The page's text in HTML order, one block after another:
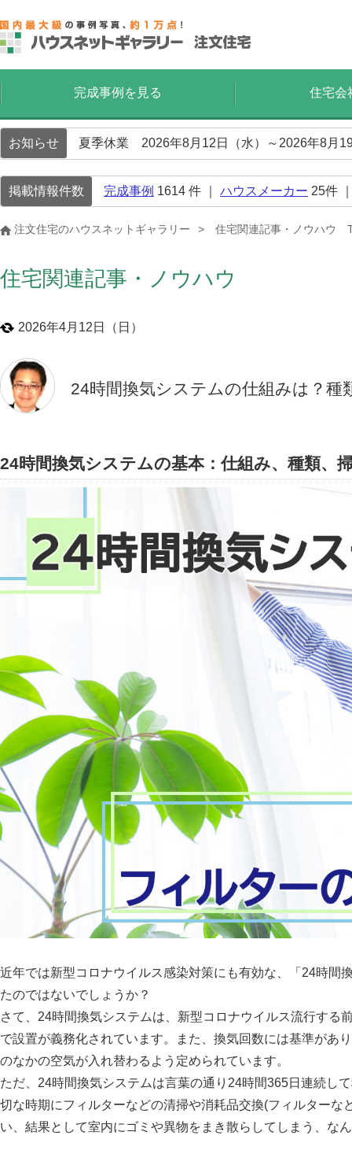
完成事例を見る 住宅会
お知らせ 夏季休業 2026年8月12日（水）～2026年8月
掲載情報件数 完成事例 1614 件 ｜ ハウスメーカー 25件
注文住宅のハウスネットギャラリー 住宅関連記事・ノウハウ
住宅関連記事・ノウハウ
2026年4月12日（日）
24時間換気システムの仕組みは？
24時間換気システムの基本：仕組み、種類、
近年では新型コロナウイルス感染対策にも有効な、
24時間
たのではないでしょうか？
さて、24時間換気システムは、新型コロナウイルス流行する
で設置が義務化されています。また、換気回数には基準があ
のなかの空気が入れ替わるよう定められています。
ただ、24時間換気システムは言葉の通り24時間365日連続し
切な時期にフィルターなどの清掃や消耗品交換(フィルター
い、結果として室内にゴミや異物をまき散らしてしまう、な